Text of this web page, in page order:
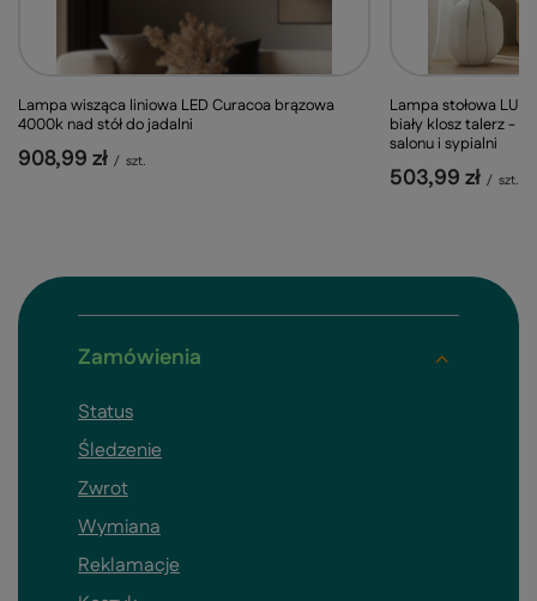
Lampa wisząca liniowa LED Curacoa brązowa
4000k nad stół do jadalni
908,99 zł / szt.
Lampa stołowa
biały klosz talerz -
salonu i sypialni
503,99 zł / szt.
Zamówienia
Status
Śledzenie
Zwrot
Wymiana
Reklamacje